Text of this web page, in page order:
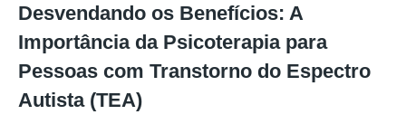
Desvendando os Benefícios: A
Importância da Psicoterapia para
Pessoas com Transtorno do Espectro
Autista (TEA)